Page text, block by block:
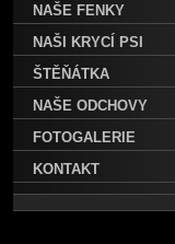
NAŠE FENKY
NAŠI KRYCÍ PSI
ŠTĚŇÁTKA
NAŠE ODCHOVY
FOTOGALERIE
KONTAKT